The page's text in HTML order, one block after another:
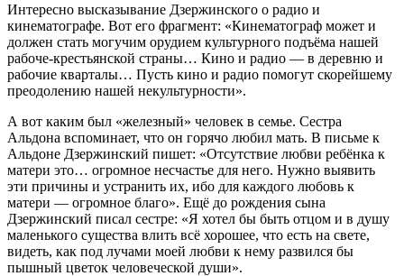
Интересно высказывание Дзержинского о радио и
кинематографе. Вот его фрагмент: «Кинематограф может и
должен стать могучим орудием культурного подъёма нашей
рабоче-крестьянской страны… Кино и радио — в деревню и
рабочие кварталы… Пусть кино и радио помогут скорейшему
преодолению нашей некультурности».
А вот каким был «железный» человек в семье. Сестра
Альдона вспоминает, что он горячо любил мать. В письме к
Альдоне Дзержинский пишет: «Отсутствие любви ребёнка к
матери это… огромное несчастье для него. Нужно выявить
эти причины и устранить их, ибо для каждого любовь к
матери — огромное благо». Ещё до рождения сына
Дзержинский писал сестре: «Я хотел бы быть отцом и в душу
маленького существа влить всё хорошее, что есть на свете,
видеть, как под лучами моей любви к нему развился бы
пышный цветок человеческой души».